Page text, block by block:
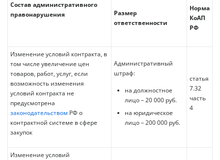
Состав административного
правонарушения
Размер
ответственности
Норма
КоАП
РФ
Изменение условий контракта, в
том числе увеличение цен
товаров, работ, услуг, если
возможность изменения
условий контракта не
предусмотрена
законодательством РФ о
контрактной системе в сфере
закупок
Административный
штраф:
на должностное
лицо – 20 000 руб.
на юридическое
лицо – 200 000 руб.
статья
7.32
часть
4
Изменение условий